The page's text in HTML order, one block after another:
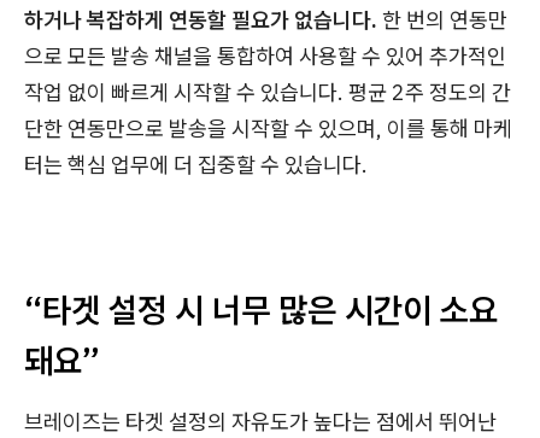
하거나 복잡하게 연동할 필요가 없습니다. 한 번의 연동만
으로 모든 발송 채널을 통합하여 사용할 수 있어 추가적인
작업 없이 빠르게 시작할 수 있습니다. 평균 2주 정도의 간
단한 연동만으로 발송을 시작할 수 있으며, 이를 통해 마케
터는 핵심 업무에 더 집중할 수 있습니다.
“타겟 설정 시 너무 많은 시간이 소요
돼요”
브레이즈는 타겟 설정의 자유도가 높다는 점에서 뛰어난